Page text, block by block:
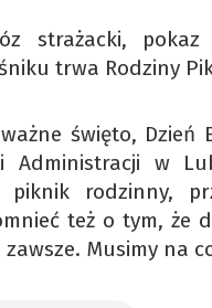
strażacki,
trwa Rodziny
święto, Dzień
i Administracji w
piknik rodzinny,
też o tym, że
Musimy na